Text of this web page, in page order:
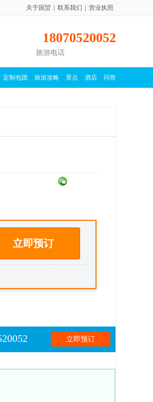
关于国贸 联系我们 营业执照
18070520052
旅游电话
定制包团 旅游攻略 景点 酒店 问答
立即预订
立即预订